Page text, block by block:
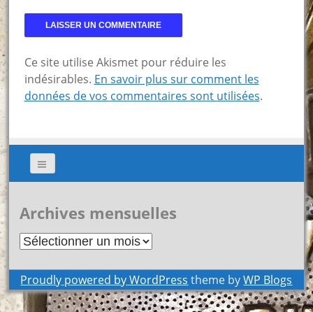
Ce site utilise Akismet pour réduire les
indésirables. En savoir plus sur comment les
données de vos commentaires sont utilisées.
Archives mensuelles
Archives
Proudly powered by WordPress theme byWP Blogs